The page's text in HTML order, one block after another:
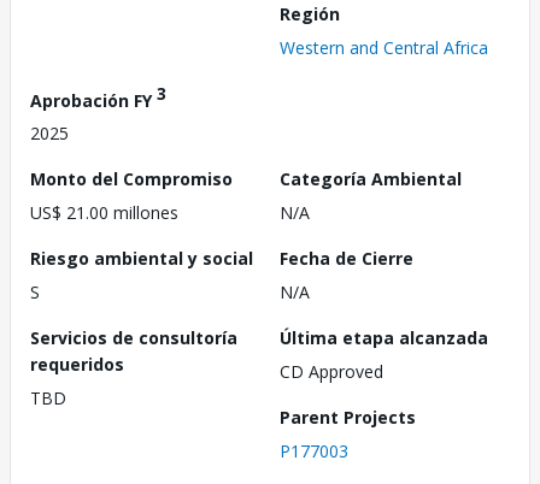
Región
Western and Central Africa
Aprobación FY3
2025
Monto del Compromiso
US$ 21.00 millones
Categoría Ambiental
N/A
Riesgo ambiental y social
S
Fecha de Cierre
N/A
Servicios de consultoría
requeridos
TBD
Última etapa alcanzada
CD Approved
Parent Projects
P177003